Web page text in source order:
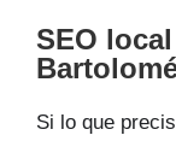
SEO
Si lo que